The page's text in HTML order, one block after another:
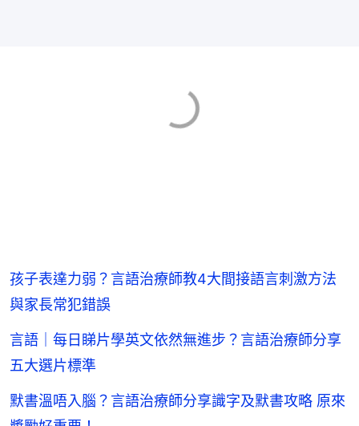
孩子表達力弱？言語治療師教4大間接語言刺激方法
與家長常犯錯誤
言語｜每日睇片學英文依然無進步？言語治療師分享
五大選片標準
默書溫唔入腦？言語治療師分享識字及默書攻略 原來